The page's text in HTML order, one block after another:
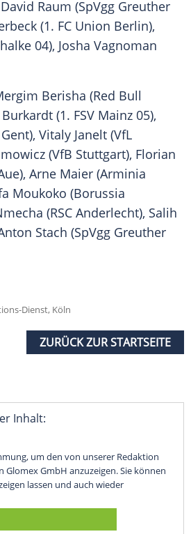
Raum (SpVgg Greuther
(1. FC Union Berlin),
04), Josha Vagnoman
Berisha (Red Bull
Burkardt (1. FSV Mainz 05),
Vitaly Janelt (VfL
(VfB Stuttgart), Florian
Arne Maier (Arminia
Moukoko (Borussia
(RSC Anderlecht), Salih
Stach (SpVgg Greuther
Dienst, Köln
ZURÜCK ZUR STARTSEITE
Inhalt:
um den von unserer Redaktion
GmbH anzuzeigen. Sie können
lassen und auch wieder